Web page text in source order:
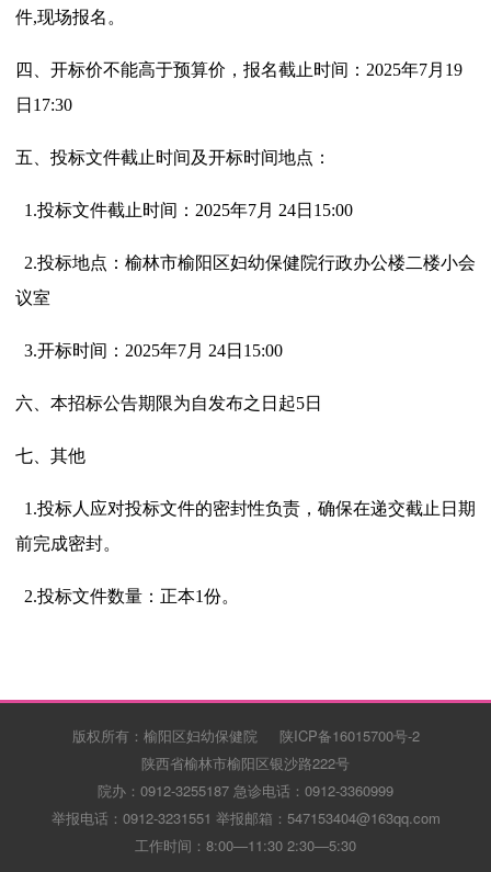
件,现场报名。
四、 开标价不能高于预算价，报名截止时间： 2025年7月 19
日 17:30
五、 投标文件截止时间及开标时间地点：
1.投标文件截止时间： 2025年7月 24日 15:00
2.投标地点：榆林市榆阳区妇幼保健院行政办公楼二楼小会
议室
3.开标时间： 2025年7月 24日 15:00
六、本招标公告期限为自发布之日起5日
七、其他
1.投标人应对投标文件的密封性负责，确保在递交截止日期
前完成密封。
2.投标文件数量：正本1份。
版权所有：榆阳区妇幼保健院 陕ICP备16015700号-2
陕西省榆林市榆阳区银沙路222号
院办：0912-3255187 急诊电话：0912-3360999
举报电话：0912-3231551 举报邮箱：547153404@163qq.com
工作时间：8:00—11:30 2:30—5:30